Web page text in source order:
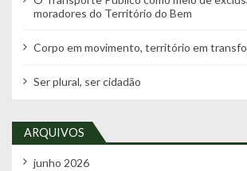
moradores do Território do Bem
Corpo em movimento, território em
Ser plural, ser cidadão
ARQUIVOS
junho 2026